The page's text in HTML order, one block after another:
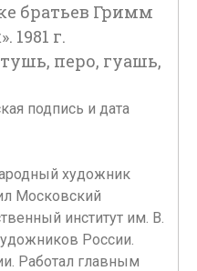
братьев Гримм
1981 г.
перо, гуашь,
подпись и дата
художник
Московский
институт им. В.
России.
Работал главным